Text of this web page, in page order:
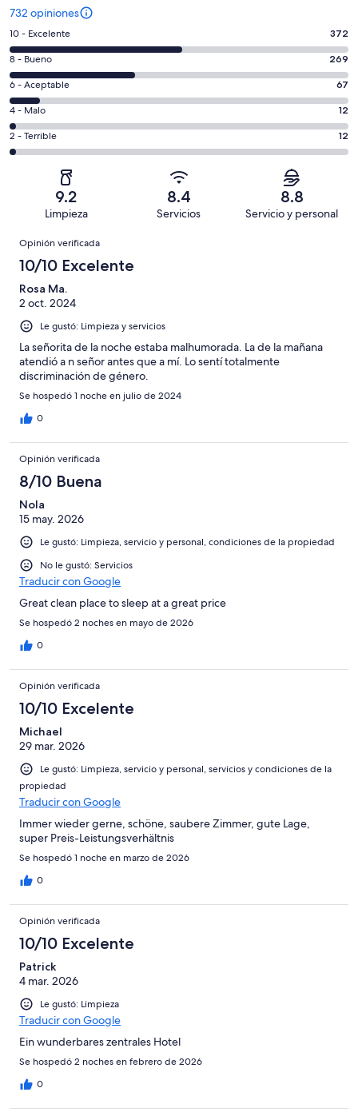
732 opiniones
Puntuación
de
10,
es
decir,
Excelente.
Basada
en
opiniones
10 - Excelente 372
Puntuación
de
8,
es
decir,
Bueno.
Basada
opiniones
8 - Bueno 269
Puntuación
de
6,
es
decir,
Aceptable.
de
732
opiniones
6 - Aceptable 67
Puntuación
de
4,
Basada
12
de
opiniones
4 - Malo 12
Puntuación
de
Terrible.
Basada
de
732
opiniones
2 - Terrible 12
9.2
Limpieza
8.4
Servicios
8.8
Servicio y personal
Opiniones
Opinión verificada
10/10 Excelente
Rosa Ma.
2 oct. 2024
Le gustó: Limpieza y servicios
La señorita de la noche estaba malhumorada. La de la mañana
atendió a n señor antes que a mí. Lo sentí totalmente
discriminación de género.
Se hospedó 1 noche en julio de 2024
0
Opinión verificada
8/10 Buena
Nola
15 may. 2026
Le gustó: Limpieza, servicio y personal, condiciones de la propiedad
No le gustó: Servicios
Traducir con Google
Great clean place to sleep at a great price
Se hospedó 2 noches en mayo de 2026
0
Opinión verificada
10/10 Excelente
Michael
29 mar. 2026
Le gustó: Limpieza, servicio y personal, servicios y condiciones de la
propiedad
Traducir con Google
Immer wieder gerne, schöne, saubere Zimmer, gute Lage,
super Preis-Leistungsverhältnis
Se hospedó 1 noche en marzo de 2026
0
Opinión verificada
10/10 Excelente
Patrick
4 mar. 2026
Le gustó: Limpieza
Traducir con Google
Ein wunderbares zentrales Hotel
Se hospedó 2 noches en febrero de 2026
0